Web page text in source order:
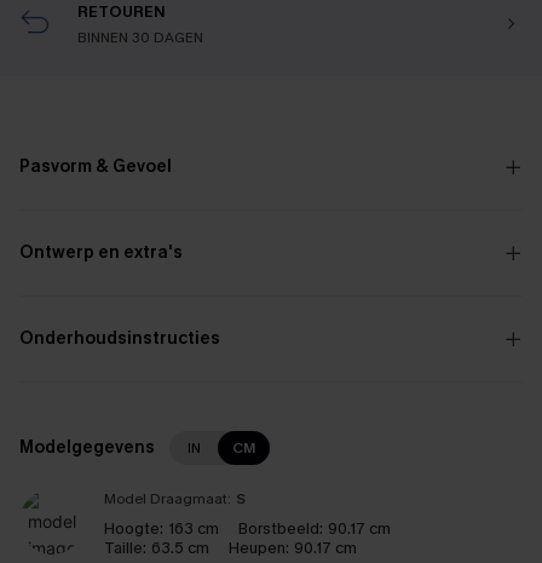
RETOUREN
BINNEN 30 DAGEN
Pasvorm & Gevoel
Ontwerp en extra's
Onderhoudsinstructies
Modelgegevens IN CM
Model Draagmaat: S
Hoogte: 163 cm Borstbeeld: 90.17 cm
Taille: 63.5 cm Heupen: 90.17 cm